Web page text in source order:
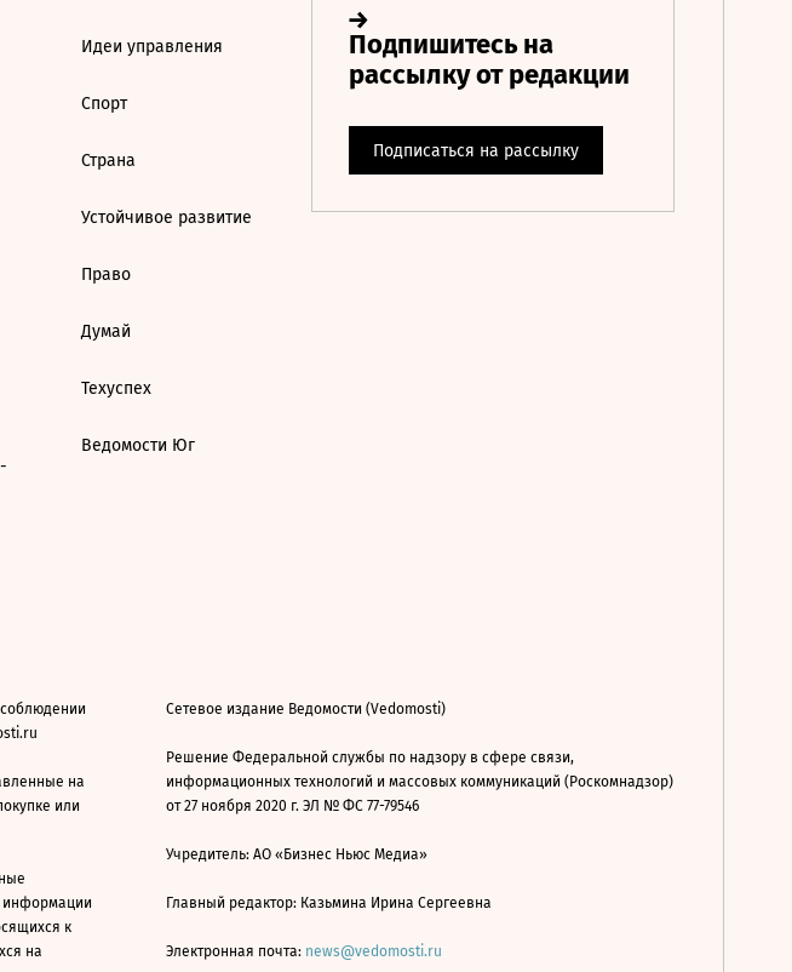
Идеи управления
Спорт
Страна
Устойчивое развитие
Право
Думай
Техуспех
Ведомости Юг
на
или
информации
к
на
Сетевое издание Ведомости (Vedomosti)
Решение Федеральной службы по надзору в сфере связи,
информационных технологий и массовых коммуникаций (Роскомнадзор)
от 27 ноября 2020 г. ЭЛ № ФС 77-79546
Учредитель: АО «Бизнес Ньюс Медиа»
Главный редактор: Казьмина Ирина Сергеевна
Электронная почта: news@vedomosti.ru